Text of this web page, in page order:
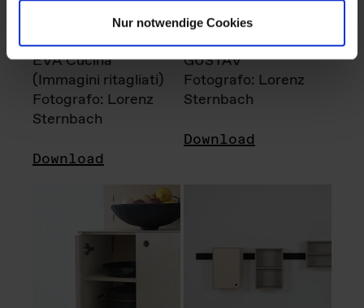
Nur notwendige Cookies
EVA Cucina
(Immagini ritagliati)
Fotografo: Lorenz
Sternbach
Download
GUSTAV
Fotografo: Lorenz
Sternbach
Download